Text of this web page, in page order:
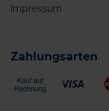
Impressum
Zahlungsarten